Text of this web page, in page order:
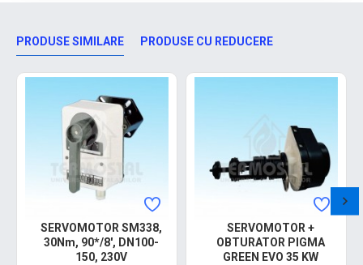
PRODUSE SIMILARE PRODUSE CU REDUCERE
SERVOMOTOR SM338,
30Nm, 90*/8', DN100-
150, 230V
SERVOMOTOR +
OBTURATOR PIGMA
GREEN EVO 35 KW